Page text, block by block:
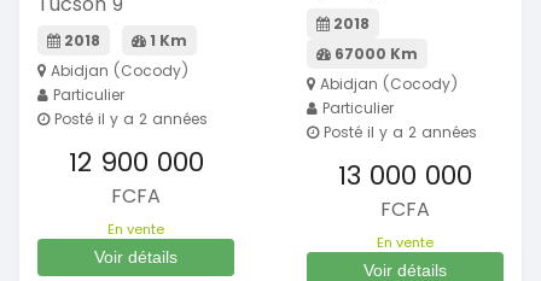
2018
1 Km
Abidjan (Cocody)
Particulier
Posté il y a 2 années
12 900 000
FCFA
En vente
Voir détails
2018
67000 Km
Abidjan (Cocody)
Particulier
Posté il y a 2 années
13 000 000
FCFA
En vente
Voir détails